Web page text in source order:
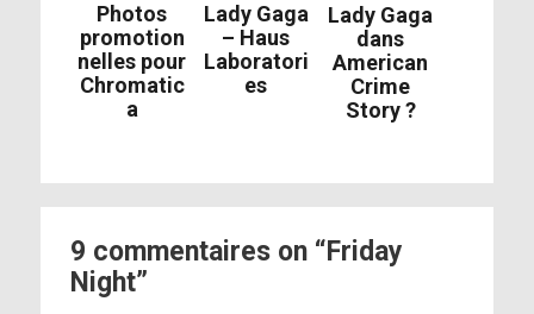
Photos
promotion
nelles pour
Chromatic
a
Lady Gaga
– Haus
Laboratori
es
Lady Gaga
dans
American
Crime
Story ?
9 commentaires on “Friday
Night”